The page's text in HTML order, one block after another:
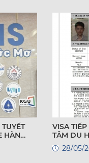
HÀN
VISA TIẾP
TÂM DU
28/05/